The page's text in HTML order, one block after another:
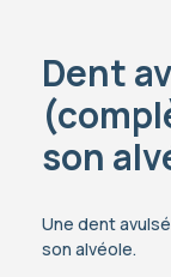
Dent
son
Une dent
son alvéole.